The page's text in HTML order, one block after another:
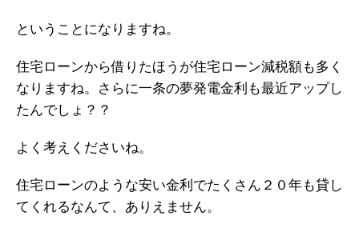
ということになりますね。
住宅ローンから借りたほうが住宅ローン減税額も多く
なりますね。さらに一条の夢発電金利も最近アップし
たんでしょ？？
よく考えくださいね。
住宅ローンのような安い金利でたくさん２０年も貸し
てくれるなんて、ありえません。